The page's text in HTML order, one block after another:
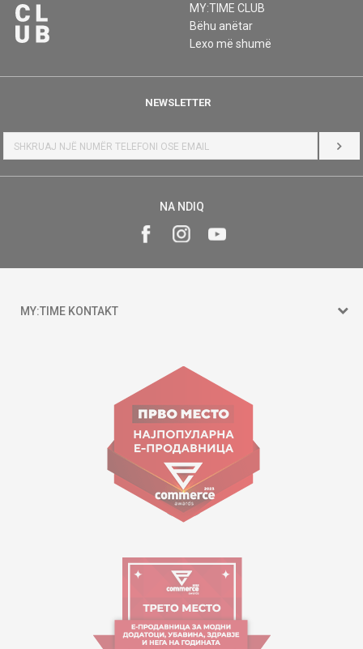
MY:TIME CLUB
Bëhu anëtar
Lexo më shumë
NEWSLETTER
HYR
NA NDIQ
MY:TIME KONTAKT
Goce Nikolovski 74 Shkup
contact@mytime.mk
Orari i punës:
09:00 - 17:00